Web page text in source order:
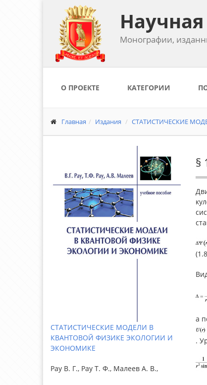
Монографии,
О ПРОЕКТЕ КАТЕГОРИИ
Главная Издания СТАТИСТИЧЕСКИЕ
СТАТИСТИЧЕСКИЕ МОДЕЛИ В
КВАНТОВОЙ ФИЗИКЕ ЭКОЛОГИИ И
ЭКОНОМИКЕ
Рау В. Г., Рау Т. Ф., Малеев А. В.,
§
а
.